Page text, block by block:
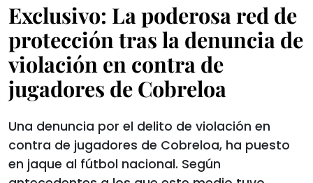
Exclusivo: La poderosa red de
protección tras la denuncia de
violación en contra de
jugadores de Cobreloa
Una denuncia por el delito de violación en
contra de jugadores de Cobreloa, ha puesto
en jaque al fútbol nacional. Según